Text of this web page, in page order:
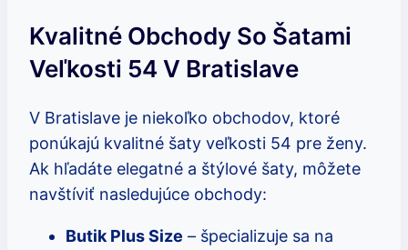
Kvalitné Obchody So Šatami
Veľkosti 54 V Bratislave
V Bratislave je niekoľko obchodov, ktoré
ponúkajú kvalitné šaty veľkosti 54 pre ženy.
Ak hľadáte elegatné a štýlové šaty, môžete
navštíviť nasledujúce obchody:
Butik Plus Size – špecializuje sa na